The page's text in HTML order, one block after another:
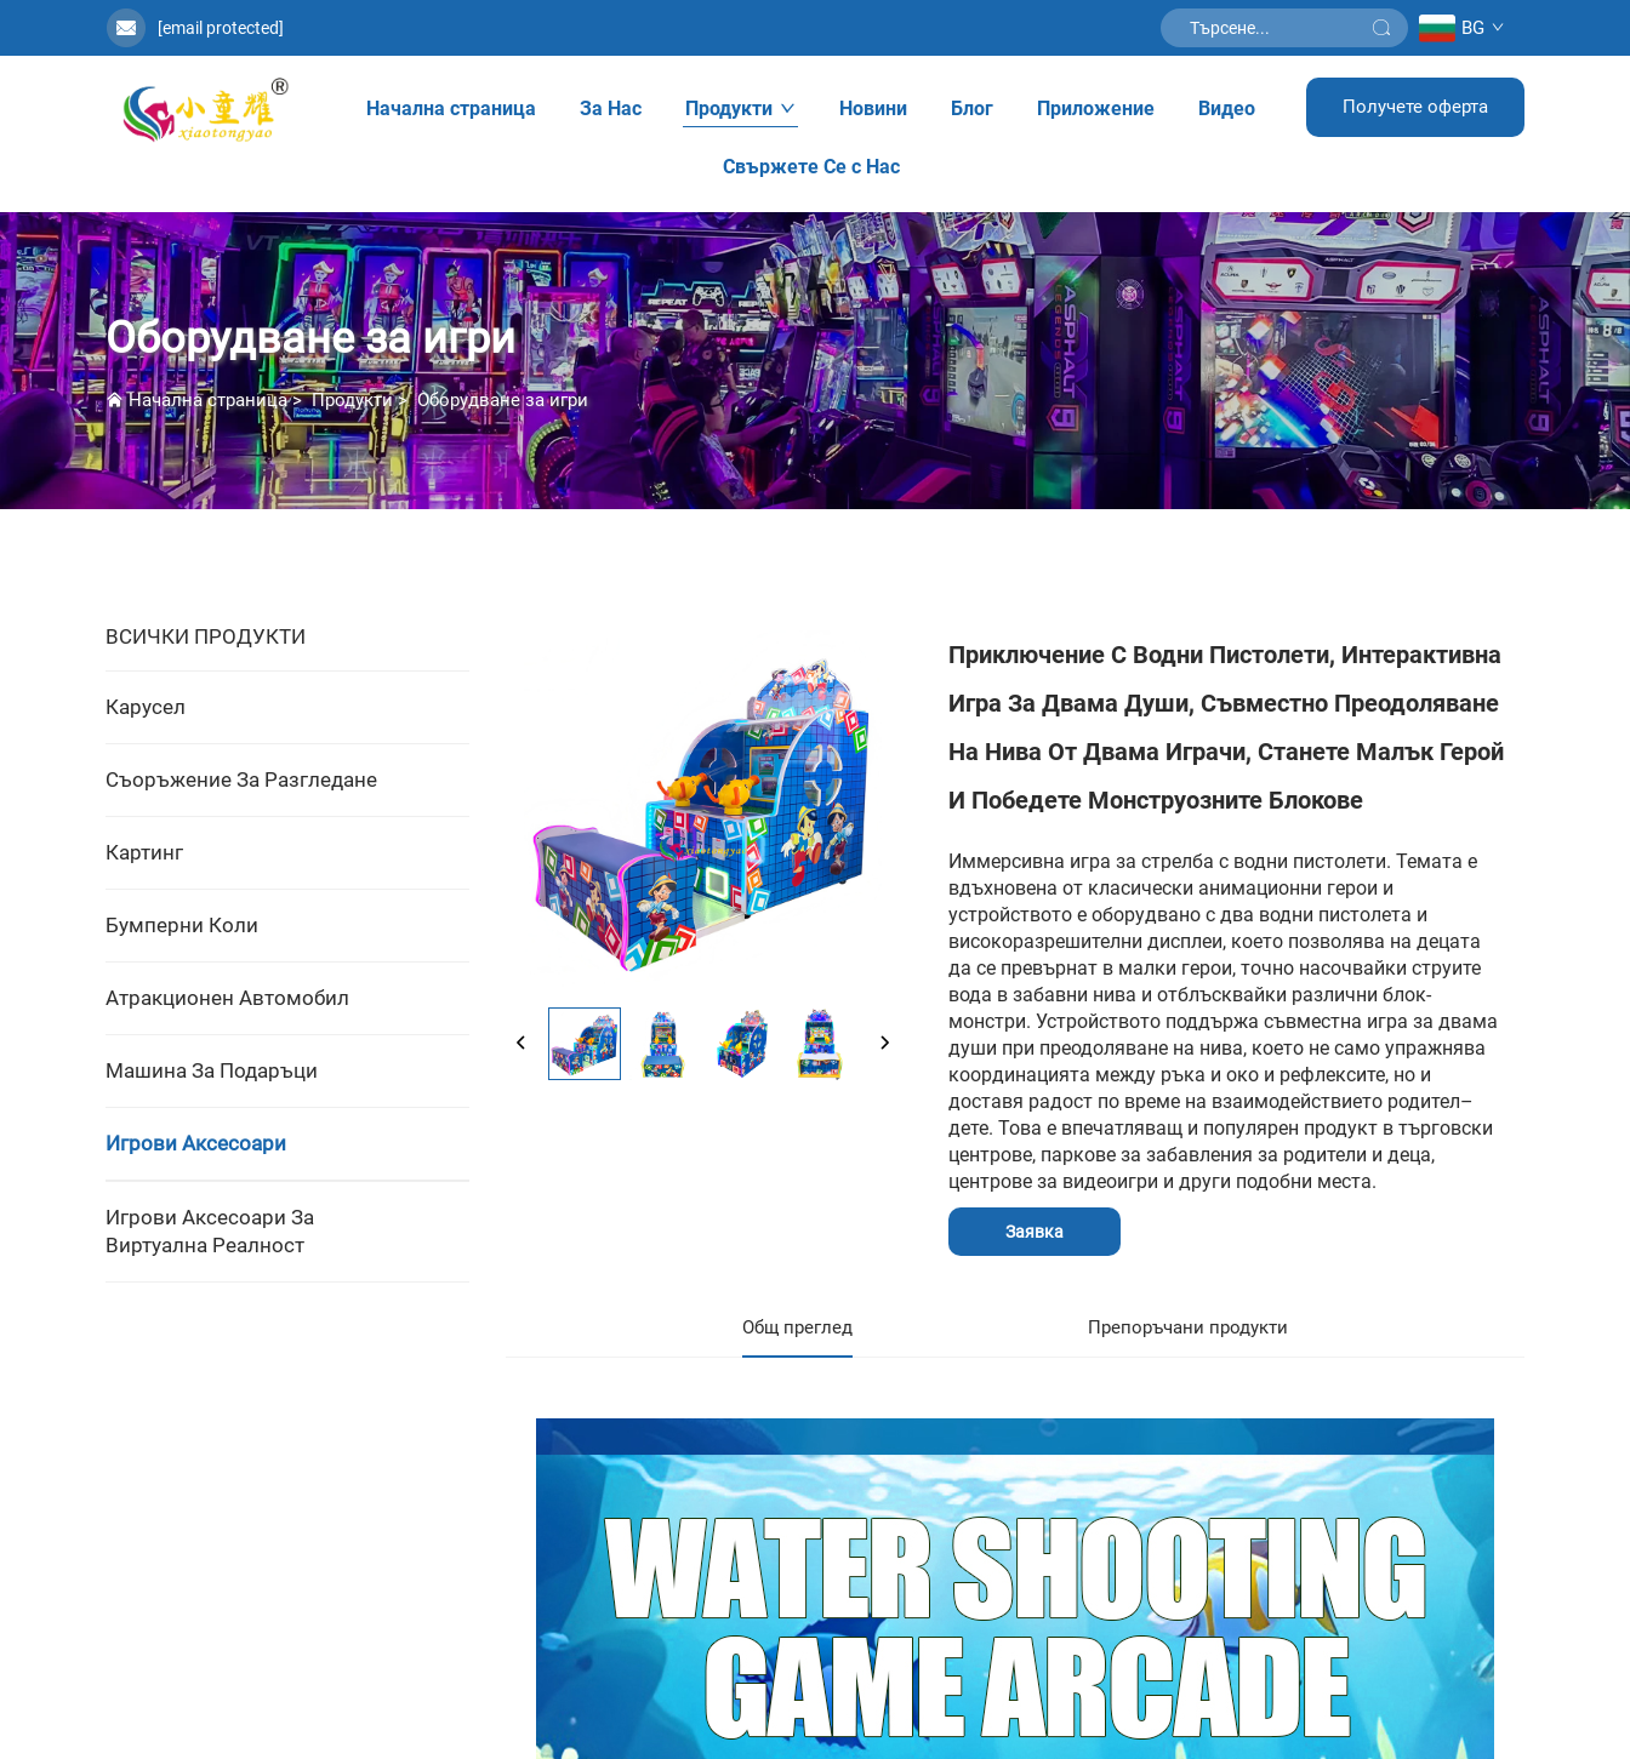
[email protected] BG
Начална страница За Нас Продукти Новини Блог Приложение Видео
Свържете Се с Нас
Получете оферта
Оборудване за игри
Начална страница>Продукти>Оборудване за игри
ВСИЧКИ ПРОДУКТИ
Карусел
Съоръжение За Разгледане
Картинг
Бумперни Коли
Атракционен Автомобил
Машина За Подаръци
Игрови Аксесоари
Игрови Аксесоари За
Виртуална Реалност
Приключение С Водни Пистолети, Интерактивна
Игра За Двама Души, Съвместно Преодоляване
На Нива От Двама Играчи, Станете Малък Герой
И Победете Монструозните Блокове
Иммерсивна игра за стрелба с водни пистолети. Темата е
вдъхновена от класически анимационни герои и
устройството е оборудвано с два водни пистолета и
високоразрешителни дисплеи, което позволява на децата
да се превърнат в малки герои, точно насочвайки струите
вода в забавни нива и отблъсквайки различни блок-
монстри. Устройството поддържа съвместна игра за двама
души при преодоляване на нива, което не само упражнява
координацията между ръка и око и рефлексите, но и
доставя радост по време на взаимодействието родител–
дете. Това е впечатляващ и популярен продукт в търговски
центрове, паркове за забавления за родители и деца,
центрове за видеоигри и други подобни места.
Заявка
Общ преглед Препоръчани продукти